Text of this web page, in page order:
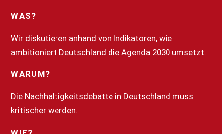
WAS?
Wir diskutieren anhand von Indikatoren, wie
ambitioniert Deutschland die Agenda 2030 umsetzt.
WARUM?
Die Nachhaltigkeitsdebatte in Deutschland muss
kritischer werden.